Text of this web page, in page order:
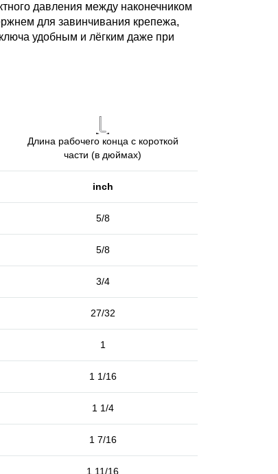
давления между наконечником
для завинчивания крепежа,
удобным и лёгким даже при
Длина рабочего конца с короткой
части (в дюймах)
inch
5/8
5/8
3/4
27/32
1
1 1/16
1 1/4
1 7/16
1 11/16